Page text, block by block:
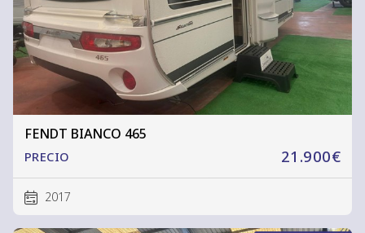
FENDT BIANCO 465
21.900€
PRECIO
2017